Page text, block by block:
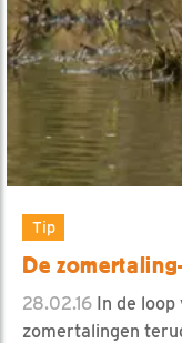
Tip
De
28.02.16 In de
zomertalingen